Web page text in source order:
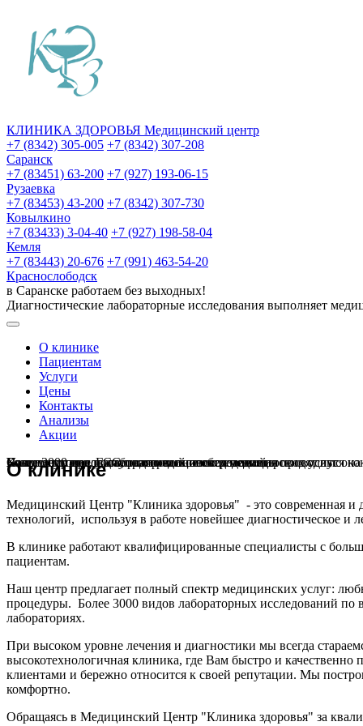
КЛИНИКА ЗДОРОВЬЯ Медицинский центр
+7 (8342) 305-005 +7 (8342) 307-208
Саранск
+7 (83451) 63-200 +7 (927) 193-06-15
Рузаевка
+7 (83453) 43-200 +7 (8342) 307-730
Ковылкино
+7 (83433) 3-04-40 +7 (927) 198-58-04
Кемля
+7 (83443) 20-676 +7 (991) 463-54-20
Краснослободск
в Саранске работаем без выходных!
Диагностические лабораторные исследования выполняет
О клинике
Пациентам
Услуги
Цены
Контакты
Анализы
Акции
Cовременная и доступная медицинская помощь
Наш центр предлагает широкий спектр медицинских услуг
Кольпоскопию, ГСС, радио волновое лечение проводят
Ультразвуковое и диагностическое обследования проводится
Более 3000 видов лабораторных исследований
О клинике
Медицинский Центр "Клиника здоровья" - это современная и
технологий, используя в работе новейшее диагностическое и
В клинике работают квалифицированные специалисты с
пациентам.
Наш центр предлагает полный спектр медицинских услуг:
процедуры. Более 3000 видов лабораторных исследований
лабораториях.
При высоком уровне лечения и диагностики мы всегда
высокотехнологичная клиника, где Вам быстро и
клиентами и бережно относится к своей репутации. Мы
комфортно.
Обращаясь в Медицинский Центр "Клиника здоровья" за